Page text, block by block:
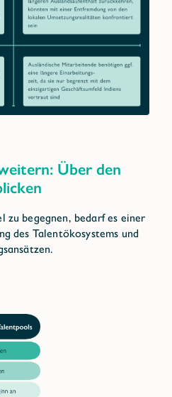
Über den
zu begegnen, bedarf es einer
des Talentökosystems und